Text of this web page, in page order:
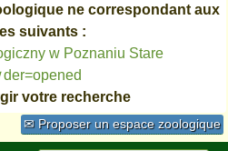
ne correspondant aux
suivants :
w Poznaniu Stare
votre recherche
✉ Proposer un espace zoologique